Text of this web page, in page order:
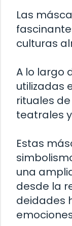
Las
culturas
A lo largo
utilizadas
rituales
teatrales
Estas
una
desde la
deidades